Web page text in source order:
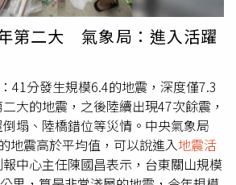
判。若以造成本次強震的斷層來看，
為餘震頻率相當高，也可以預期；但
灣或全球，就需要再評估。台灣大學
逸民則認為，現在是否真的進入
，通常淺層地殼附近的中大型地震都
深的地震被偵測到的相對較少。以
斷層較長，影響的區域較多，但下一
有不確定性，斷層出現地震的周期相
地區就相當難了。
第二大 氣象局：進入活躍
41分發生規模6.4的地震，深度僅7.3
大的地震，之後陸續出現47次餘震，
塌、陸橋錯位等災情。中央氣象局
地震高於平均值，可以說進入地震活
報中心主任陳國昌表示，台東關山規模